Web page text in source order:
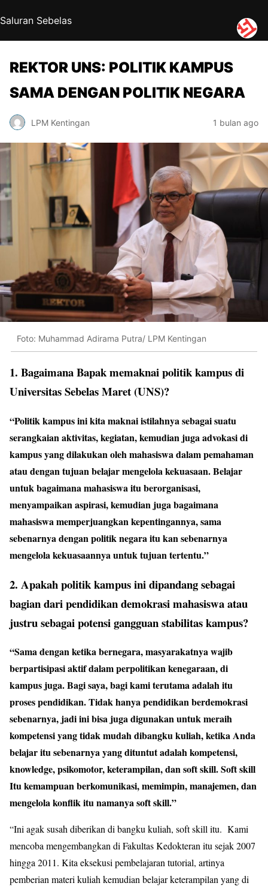
Saluran Sebelas
REKTOR UNS: POLITIK KAMPUS
SAMA DENGAN POLITIK NEGARA
LPM Kentingan 1 bulan ago
Foto: Muhammad Adirama Putra/ LPM Kentingan
1. Bagaimana Bapak memaknai politik kampus di
Universitas Sebelas Maret (UNS)?
“Politik kampus ini kita maknai istilahnya sebagai suatu
serangkaian aktivitas, kegiatan, kemudian juga advokasi di
kampus yang dilakukan oleh mahasiswa dalam pemahaman
atau dengan tujuan belajar mengelola kekuasaan. Belajar
untuk bagaimana mahasiswa itu berorganisasi,
menyampaikan aspirasi, kemudian juga bagaimana
mahasiswa memperjuangkan kepentingannya, sama
sebenarnya dengan politik negara itu kan sebenarnya
mengelola kekuasaannya untuk tujuan tertentu.”
2. Apakah politik kampus ini dipandang sebagai
bagian dari pendidikan demokrasi mahasiswa atau
justru sebagai potensi gangguan stabilitas kampus?
“Sama dengan ketika bernegara, masyarakatnya wajib
berpartisipasi aktif dalam perpolitikan kenegaraan, di
kampus juga. Bagi saya, bagi kami terutama adalah itu
proses pendidikan. Tidak hanya pendidikan berdemokrasi
sebenarnya, jadi ini bisa juga digunakan untuk meraih
kompetensi yang tidak mudah dibangku kuliah, ketika Anda
belajar itu sebenarnya yang dituntut adalah kompetensi,
knowledge, psikomotor, keterampilan, dan soft skill. Soft skill
Itu kemampuan berkomunikasi, memimpin, manajemen, dan
mengelola konflik itu namanya soft skill.”
“Ini agak susah diberikan di bangku kuliah, soft skillitu. Kami
mencoba mengembangkan di Fakultas Kedokteran itu sejak 2007
hingga 2011. Kita eksekusi pembelajaran tutorial, artinya
pemberian materi kuliah kemudian belajar keterampilan yang di